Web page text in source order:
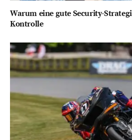
Warum eine gute Security-
Kontrolle